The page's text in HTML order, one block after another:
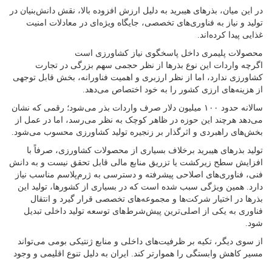
در این میان، بذرهای هیبرید به دلیل ارزش افزوده بالا، نقش دانش‌بنیان در
تولید و نیاز به فناوری‌های تخصصی، جایگاه ویژه‌ای در معادلات امنیت
غذایی پیدا کرده‌اند.
محصولات پلیمری داخل پاسخگوی نیاز کشاورزی است
اگرچه واردات این نوع بذرها از نظر حجمی سهم بزرگی در تجارت
کشاورزی ندارد، اما از نظر ارزبری و اهمیت فناورانه، بخش قابل توجهی
از هزینه‌های ارزی کشور را به خود اختصاص می‌دهد.
سالانه حدود ۱۰۰ میلیون دلار صرف واردات بذر می‌شود؛ رقمی که نشان
می‌دهد هرچند این حوزه در ظاهر کوچک به نظر می‌رسد، اما در عمل از
بخش‌های راهبردی و اثرگذار بر زنجیره تولید کشاورزی محسوب می‌شود.
تولید بذرهای هیبرید برخلاف بسیاری از محصولات کشاورزی، صرفاً با
افزایش سطح زیرکشت یا تزریق منابع مالی قابل تحقق نیست و به دانش
فنی، فناوری‌های اصلاحی پیشرفته و دسترسی به ژرم‌پلاسم مناسب نیاز
دارد. همین ویژگی سبب شده است که در بسیاری از کشورها، تولید این
بذرها در اختیار شرکت‌ها و مجموعه‌های تخصصی قرار گیرد و انتقال
فناوری به یکی از اصلی‌ترین پیش‌شرط‌های توسعه تولید داخلی تبدیل
شود.
از سوی دیگر، تکیه بر ظرفیت‌های داخلی و منابع ژنتیکی بومی می‌تواند
مسیر کاهش وابستگی را هموارتر کند. ایران به دلیل تنوع اقلیمی و وجود